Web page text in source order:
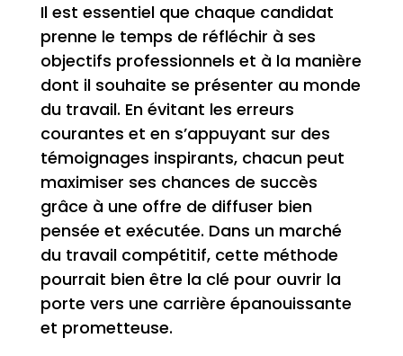
Il est essentiel que chaque candidat
prenne le temps de réfléchir à ses
objectifs professionnels et à la manière
dont il souhaite se présenter au monde
du travail. En évitant les erreurs
courantes et en s’appuyant sur des
témoignages inspirants, chacun peut
maximiser ses chances de succès
grâce à une offre de diffuser bien
pensée et exécutée. Dans un marché
du travail compétitif, cette méthode
pourrait bien être la clé pour ouvrir la
porte vers une carrière épanouissante
et prometteuse.